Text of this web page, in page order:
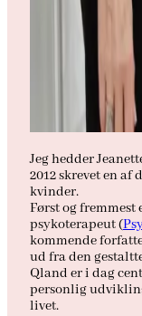
Jeg hedder
2012 skrevet en af
kvinder.
Først og
psykoterapeut (
kommende
ud fra den
Qland er i dag
personlig
livet.